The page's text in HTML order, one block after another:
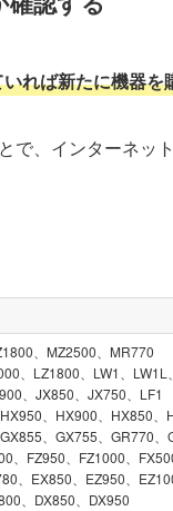
れば新たに機器
で、インターネッ
、MZ2500、MR770
、LZ1800、LW1、LW1L
、JX850、JX750、LF1
、HX900、HX850、
、GX755、GR770
、FZ950、FZ1000、
、EX850、EZ950、
、DX850、DX950